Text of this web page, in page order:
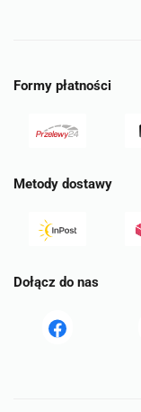
Formy płatności
Metody dostawy
Dołącz do nas